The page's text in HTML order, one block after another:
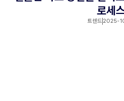
로세
트렌드 2025-